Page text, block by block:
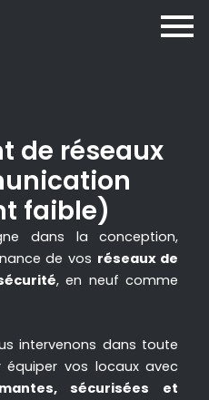
de réseaux
faible)
dans la conception,
de vos réseaux de
, en neuf comme
intervenons dans toute
vos locaux avec
sécurisées et